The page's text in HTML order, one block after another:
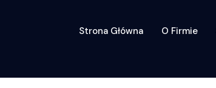
Strona Główna O Firmie